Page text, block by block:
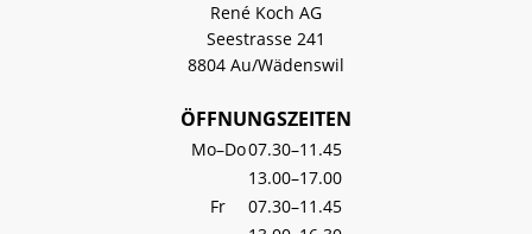
René Koch AG
Seestrasse 241
8804 Au/Wädenswil
ÖFFNUNGSZEITEN
Mo–Do07.30–11.45
13.00–17.00
Fr
07.30–11.45